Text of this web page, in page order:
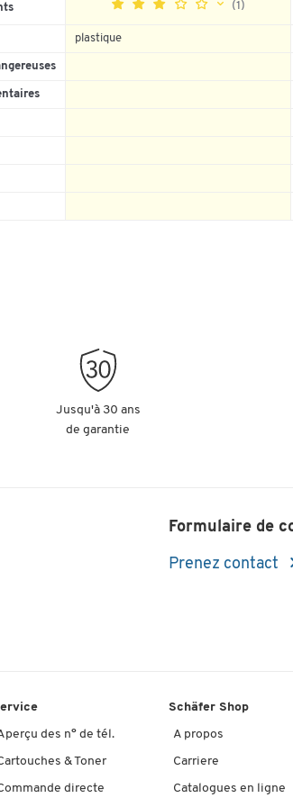
(1)
5
plastique
Jusqu'à 30 ans
de garantie
Formulaire de
Prenez contact
des n° de tél.
& Toner
directe
Schäfer Shop
A propos
Carriere
Catalogues en ligne